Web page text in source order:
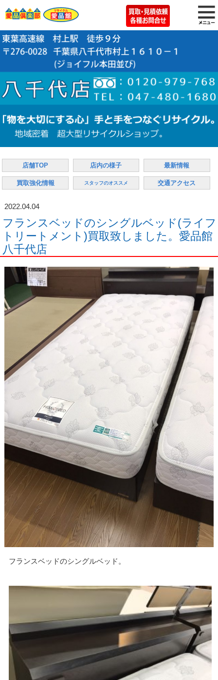
店舗TOP 店内の様子 最新情報
買取強化情報 スタッフのオススメ 交通アクセス
2022.04.04
フランスベッドのシングルベッド(ライフ
トリートメント)買取致しました。愛品館
八千代店
フランスベッドのシングルベッド。